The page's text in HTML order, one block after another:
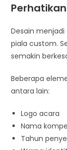
Desain
piala custom.
semakin
Beberapa
antara lain:
Logo acara
Nama
Tahun